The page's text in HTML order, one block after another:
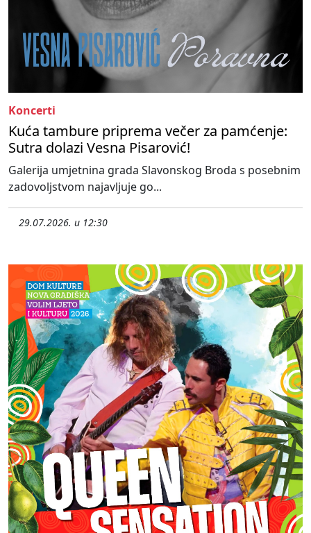
Koncerti
Kuća tambure priprema večer za pamćenje:
Sutra dolazi Vesna Pisarović!
Galerija umjetnina grada Slavonskog Broda s posebnim
zadovoljstvom najavljuje go...
29.07.2026. u 12:30